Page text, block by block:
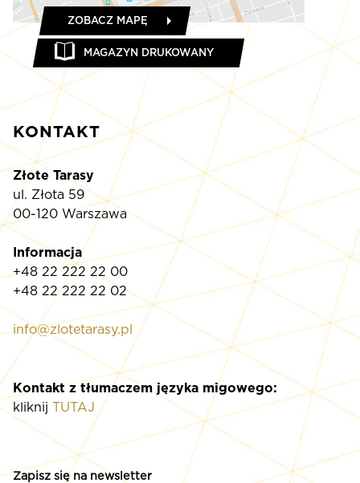
KONTAKT
Złote Tarasy
ul. Złota 59
00-120 Warszawa
Informacja
+48 22 222 22 00
+48 22 222 22 02
info@zlotetarasy.pl
Kontakt z tłumaczem języka migowego:
kliknij TUTAJ
Zapisz się na newsletter
ZOBACZ MAPĘ
MAGAZYN DRUKOWANY